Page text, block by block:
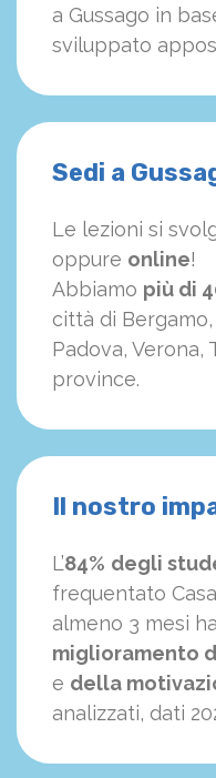
a Gussago in
sviluppato
Sedi a
Le lezioni si
oppure online!
Abbiamo più di
città di
Padova, Verona,
province.
Il nostro
L’84% degli
frequentato
almeno 3 mesi
miglioramento
e della
analizzati, dati